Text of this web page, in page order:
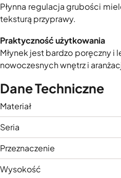
Płynna regulacja grubości
teksturą przyprawy.
Praktyczność użytkowania
Młynek jest bardzo poręczny i
nowoczesnych wnętrz i
Dane Techniczne
Materiał
Seria
Przeznaczenie
Wysokość